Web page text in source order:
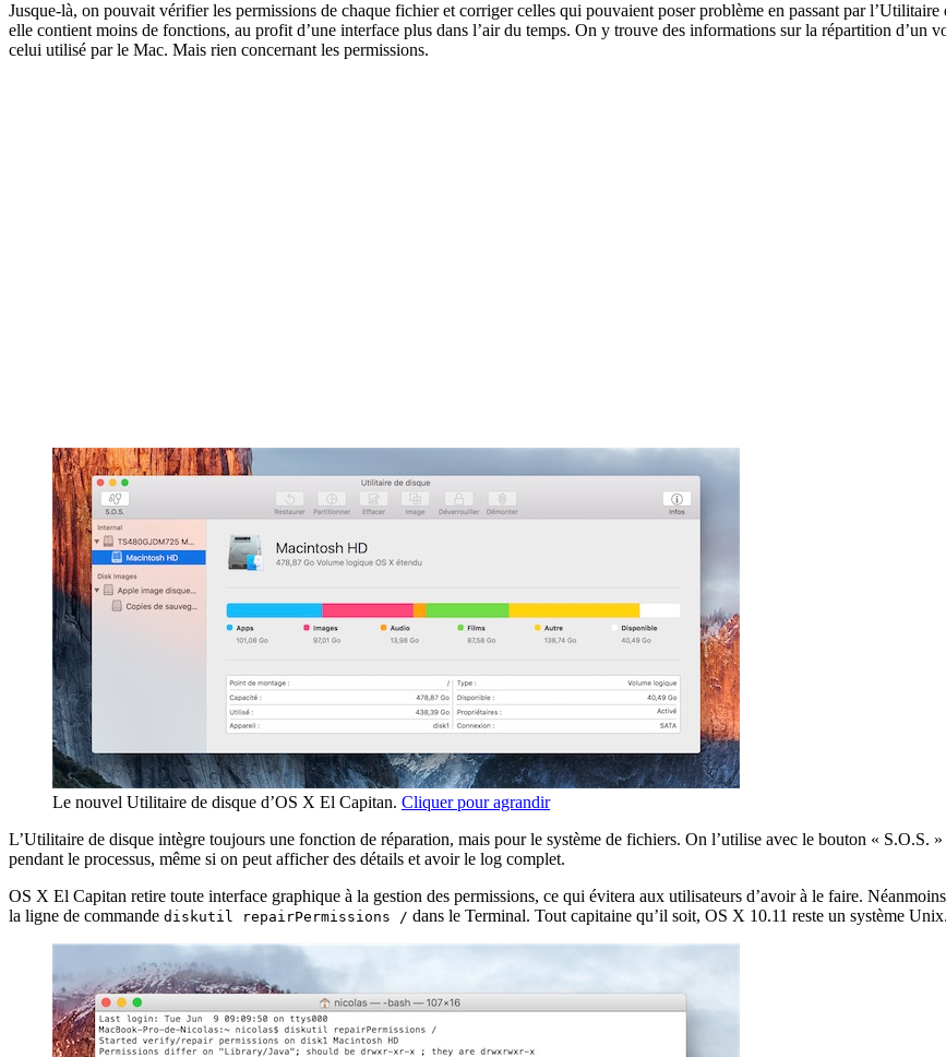
Jusque-là, on pouvait vérifier les permissions de chaque fichier et corriger celles qui pouvaient poser problème en passant par
elle contient moins de fonctions, au profit d’une interface plus dans l’air du temps. On y trouve des informations sur la répartition d’un
celui utilisé par le Mac. Mais rien concernant les permissions.
Le nouvel Utilitaire de disque d’OS X El Capitan. Cliquer pour agrandir
L’Utilitaire de disque intègre toujours une fonction de réparation, mais pour le système de fichiers. On l’utilise avec le bouton « S.O.S.
pendant le processus, même si on peut afficher des détails et avoir le log complet.
OS X El Capitan retire toute interface graphique à la gestion des permissions, ce qui évitera aux utilisateurs d’avoir à le faire.
la ligne de commande diskutil repairPermissions / dans le Terminal. Tout capitaine qu’il soit, OS X 10.11 reste un système Unix.